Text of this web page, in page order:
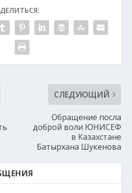
ДЕЛИТЬСЯ:
СЛЕДУЮЩИЙ
Обращение посла
доброй воли ЮНИСЕФ
в Казахстане
Батырхана Шукенова